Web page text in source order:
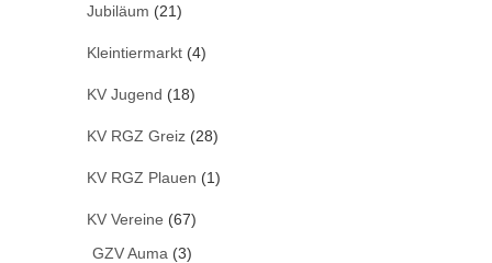
Jubiläum (21)
Kleintiermarkt (4)
KV Jugend (18)
KV RGZ Greiz (28)
KV RGZ Plauen (1)
KV Vereine (67)
GZV Auma (3)